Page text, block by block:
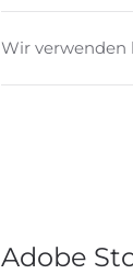
Wir verwenden
Adobe